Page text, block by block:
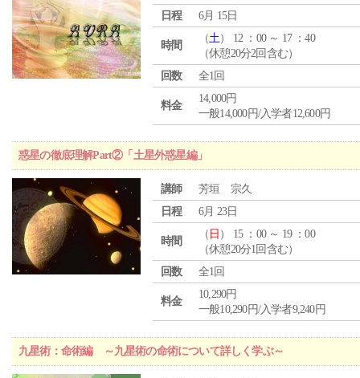
日程
6月 15日
時間
（土） 12 ：00 ～ 17 ：40
（休憩20分2回含む）
回数
全1回
料金
14,000円
一般14,000円/入学者12,600円
惑星の徹底理解Part②「土星外惑星編」
講師
芳垣 宗久
日程
6月 23日
時間
（ 日 ） 15 ：00 ～ 19 ：00
（休憩20分1回含む）
回数
全1回
料金
10,290円
一般10,290円/入学者9,240円
九星術：命術編 ～九星術の命術について詳しく学ぶ～